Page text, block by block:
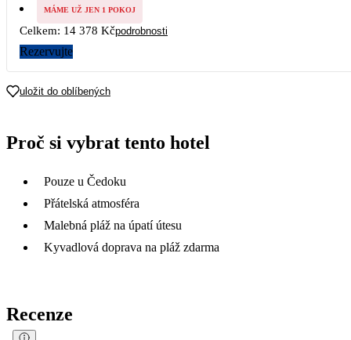
MÁME UŽ JEN 1 POKOJ
Celkem: 14 378 Kčpodrobnosti
Rezervujte
uložit do oblíbených
Proč si vybrat tento hotel
Pouze u Čedoku
Přátelská atmosféra
Malebná pláž na úpatí útesu
Kyvadlová doprava na pláž zdarma
Recenze